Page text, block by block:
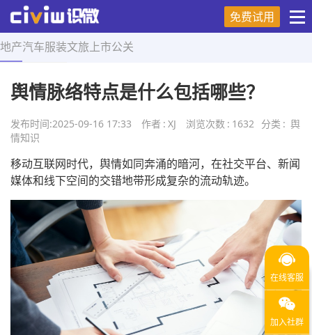
免费试用
地产汽车服装文旅 上市公关
首页 > 舆情知识 > 正文
舆情脉络特点是什么包括哪些？
发布时间:2025-09-16 17:33 作者 : XJ 浏览次数 : 1632 分类 : 舆
情知识
移动互联网时代，舆情如同奔涌的暗河，在社交平台、新闻
媒体和线下空间的交错地带形成复杂的流动轨迹。